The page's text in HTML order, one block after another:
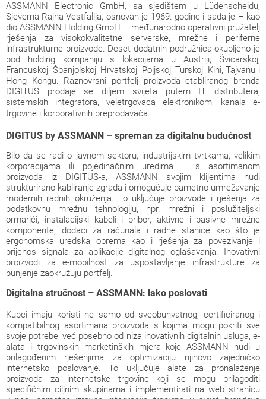
ASSMANN Electronic GmbH, sa sjedištem u Lüdenscheidu,
Sjeverna Rajna-Vestfalija, osnovan je 1969. godine i sada je – kao
dio ASSMANN Holding GmbH – međunarodno operativni pružatelj
rješenja za visokokvalitetne serverske, mrežne i periferne
infrastrukturne proizvode. Deset dodatnih podružnica okupljeno je
pod holding kompaniju s lokacijama u Austriji, Švicarskoj,
Francuskoj, Španjolskoj, Hrvatskoj, Poljskoj, Turskoj, Kini, Tajvanu i
Hong Kongu. Raznovrsni portfelj proizvoda etabliranog brenda
DIGITUS prodaje se diljem svijeta putem IT distributera,
sistemskih integratora, veletrgovaca elektronikom, kanala e-
trgovine i korporativnih preprodavača.
DIGITUS by ASSMANN – spreman za digitalnu budućnost
Bilo da se radi o javnom sektoru, industrijskim tvrtkama, velikim
korporacijama ili pojedinačnim uredima – s asortimanom
proizvoda iz DIGITUS-a, ASSMANN svojim klijentima nudi
strukturirano kabliranje zgrada i omogućuje pametno umrežavanje
modernih radnih okruženja. To uključuje proizvode i rješenja za
podatkovnu mrežnu tehnologiju, npr. mrežni i poslužiteljski
ormarići, instalacijski kabeli i pribor, aktivne i pasivne mrežne
komponente, dodaci za računala i radne stanice kao što je
ergonomska uredska oprema kao i rješenja za povezivanje i
prijenos signala za aplikacije digitalnog oglašavanja. Inovativni
proizvodi za e-mobilnost za uspostavljanje infrastrukture za
punjenje zaokružuju portfelj.
Digitalna stručnost – ASSMANN: lako poslovati
Kupci imaju koristi ne samo od sveobuhvatnog, certificiranog i
kompatibilnog asortimana proizvoda s kojima mogu pokriti sve
svoje potrebe, već posebno od niza inovativnih digitalnih usluga, e-
alata i trgovinskih marketinških mjera koje ASSMANN nudi u
prilagođenim rješenjima za optimizaciju njihovo zajedničko
internetsko poslovanje. To uključuje alate za pronalaženje
proizvoda za internetske trgovine koji se mogu prilagoditi
specifičnim ciljnim skupinama i implementirati na web stranicu